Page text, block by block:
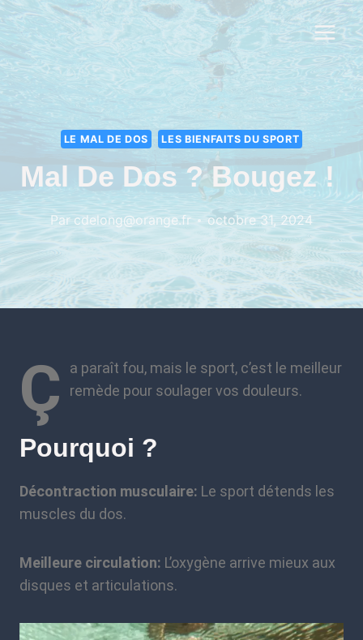
LE MAL DE DOS LES BIENFAITS DU SPORT
Mal De Dos ? Bougez ! ‍
Parcdelong@orange.fr octobre 31, 2024
Ç
a paraît fou, mais le sport, c’est le meilleur
remède pour soulager vos douleurs.
Pourquoi ?
Décontraction musculaire: Le sport détends les
muscles du dos.
Meilleure circulation: L’oxygène arrive mieux aux
disques et articulations.